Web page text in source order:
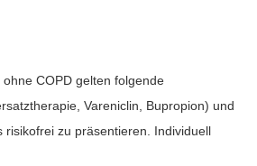
COPD gelten folgende
Vareniclin, Bupropion) und
risikofrei zu präsentieren. Individuell